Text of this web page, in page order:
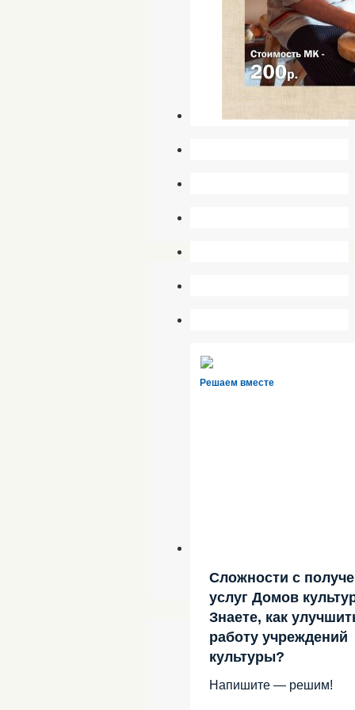
Решаем вместе
Сложности с
услуг Домов
Знаете, как
работу учреждений
культуры?
Напишите — решим!